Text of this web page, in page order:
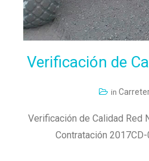
Verificación de
in
Verificación de Calidad Red
Contratación